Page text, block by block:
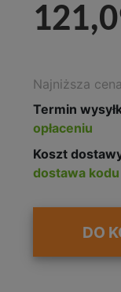
Najniższa
Termin
opłaceniu
Koszt
dostawa kodu
DO